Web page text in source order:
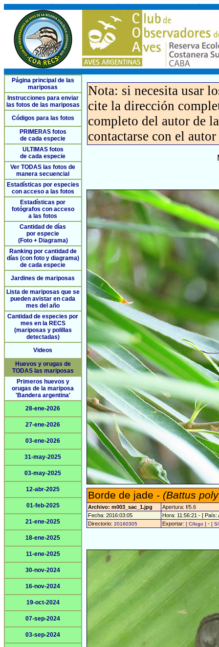
Página principal de las
mariposas
Instrucciones para enviar
las fotos de las mariposas
Códigos para las fotos
PRIMERAS fotos
de cada especie
ULTIMAS fotos
de cada especie
Ver TODAS las fotos de
manera secuencial
Estadísticas por especies
con acceso a las fotos
Estadísticas por
fotógrafos con acceso
a las fotos
Cantidad de días
por especie
(Foto + Diagrama)
Ranking por cantidad de
días (con foto y diagrama)
de cada especie
Jardines de mariposas
Lista de mariposas que se
pueden avistar en cada
mes del año
Cantidad de especies por
mes en la RECS
(mariposas y polillas
detectadas)
Videos
Huevos y orugas de
TODAS las mariposas
Primeros huevos y
orugas de la mariposa
'Bandera argentina'
28-ene-2026
27-ene-2026
03-ene-2026
31-may-2025
03-may-2025
12-abr-2025
01-feb-2025
21-ene-2025
18-ene-2025
11-ene-2025
30-nov-2024
16-nov-2024
19-oct-2024
07-sep-2024
03-sep-2024
Nota: si necesita usar
cite la dirección
completo del autor de
contactarse con el
Borde de jade - (Battus
Archivo: m003_sac_1.jpg
Apertura: f/5.6
Fecha: 2016:03:05
Hora: 11:56:21 - [ País:
Directorio: 20160305 Exportar: [ C/logo ] - [